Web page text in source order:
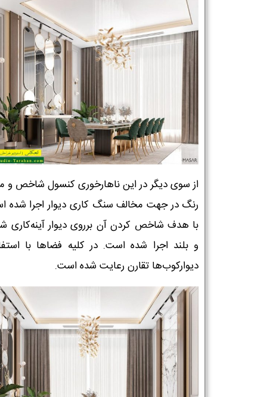
از سوی دیگر در این ناهارخوری کنسول شاخص
رنگ در جهت مخالف سنگ کاری دیوار اجرا شده
با هدف شاخص کردن آن برروی دیوار
و بلند اجرا شده است. در کلیه فضاها با
دیوارکوب‌ها تقارن رعایت شده است.